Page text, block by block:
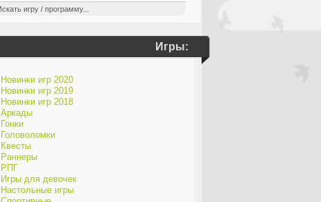
Игры:
Новинки игр 2020
Новинки игр 2019
Новинки игр 2018
Аркады
Гонки
Головоломки
Квесты
Раннеры
РПГ
Игры для девочек
Настольные игры